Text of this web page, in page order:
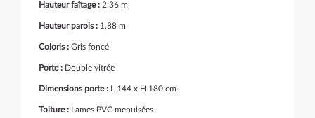
Hauteur faîtage : 2,36 m
Hauteur parois : 1,88 m
Coloris : Gris foncé
Porte : Double vitrée
Dimensions porte : L 144 x H 180 cm
Toiture : Lames PVC menuisées